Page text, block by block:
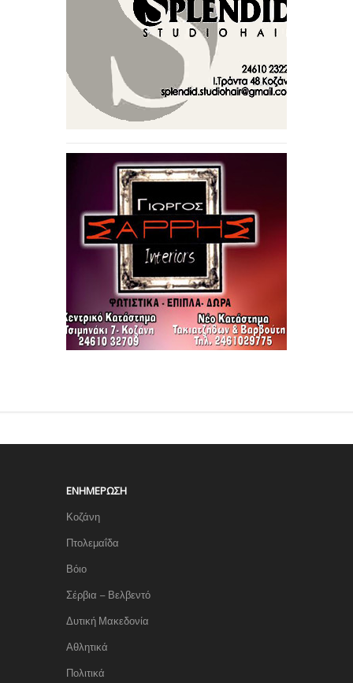
ΕΝΗΜΈΡΩΣΗ
Κοζάνη
Πτολεμαΐδα
Βόιο
Σέρβια – Βελβεντό
Δυτική Μακεδονία
Αθλητικά
Πολιτικά